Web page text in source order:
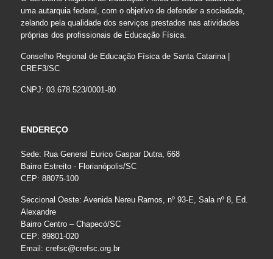
uma autarquia federal, com o objetivo de defender a sociedade,
zelando pela qualidade dos serviços prestados nas atividades
próprias dos profissionais de Educação Física.
Conselho Regional de Educação Física de Santa Catarina |
CREF3/SC
CNPJ: 03.678.523/0001-80
ENDEREÇO
Sede: Rua General Eurico Gaspar Dutra, 668
Bairro Estreito - Florianópolis/SC
CEP: 88075-100
Seccional Oeste: Avenida Nereu Ramos, nº 93-E, Sala nº 8, Ed.
Alexandre
Bairro Centro – Chapecó/SC
CEP: 89801-020
Email: crefsc@crefsc.org.br